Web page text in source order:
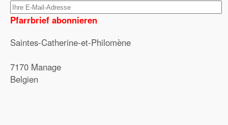
Pfarrbrief abonnieren
Saintes-Catherine-et-Philomène
7170 Manage
Belgien